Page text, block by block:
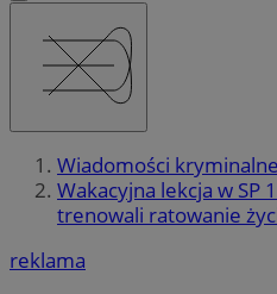
Wiadomości
Wakacyjna lekcja w SP
trenowali ratowanie
reklama